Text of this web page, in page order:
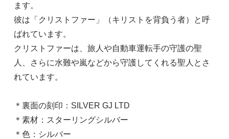
ます。
彼は「クリストファー」（キリストを背負う者）と呼
ばれています。
クリストファーは、旅人や自動車運転手の守護の聖
人、さらに水難や嵐などから守護してくれる聖人とさ
れています。
＊裏面の刻印：SILVER GJ LTD
＊素材：スターリングシルバー
＊色：シルバー